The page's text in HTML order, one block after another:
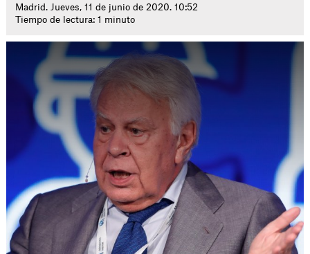
Madrid. Jueves, 11 de junio de 2020. 10:52
Tiempo de lectura: 1 minuto